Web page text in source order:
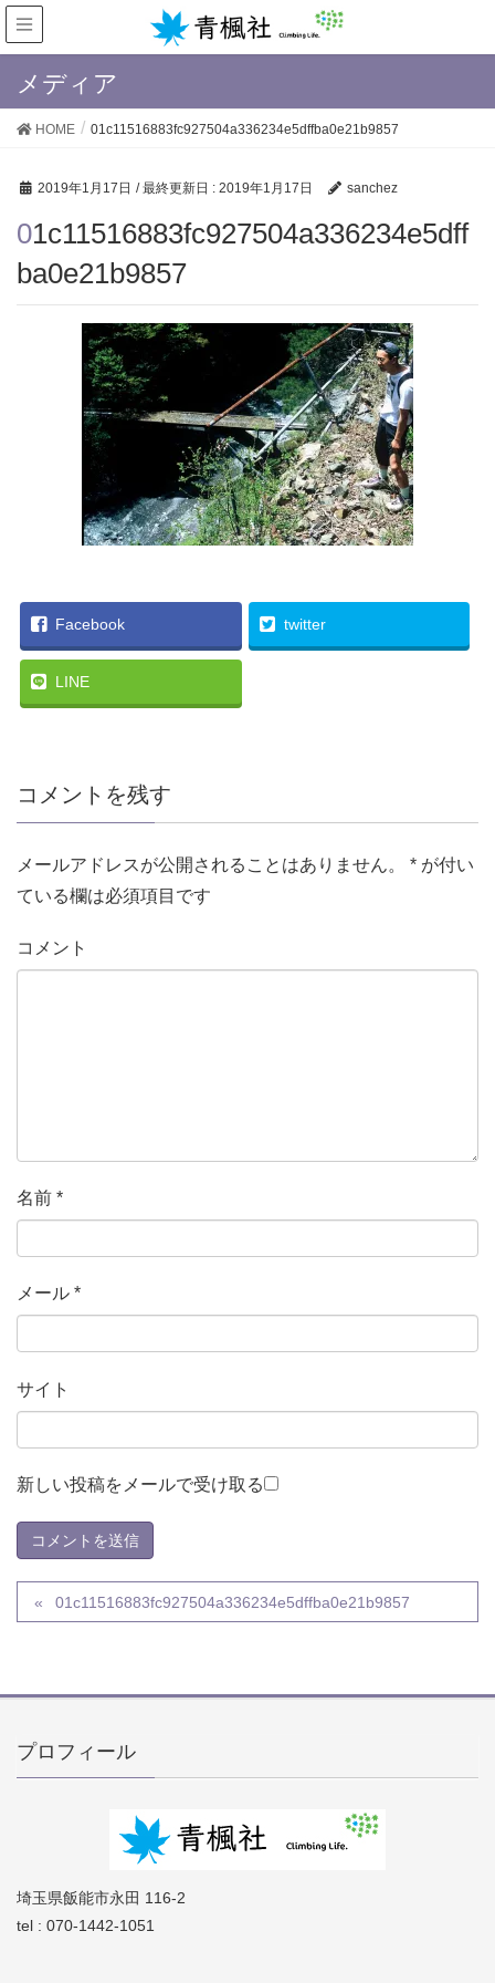
メディア
HOME 01c11516883fc927504a336234e5dffba0e21b9857
2019年1月17日 / 最終更新日 : 2019年1月17日 sanchez
01c11516883fc927504a336234e5dff
ba0e21b9857
Facebook twitter
LINE
コメントを残す
メールアドレスが公開されることはありません。 * が付い
ている欄は必須項目です
コメント
名前 *
メール *
サイト
新しい投稿をメールで受け取る
01c11516883fc927504a336234e5dffba0e21b9857
プロフィール
埼玉県飯能市永田 116-2
tel : 070-1442-1051